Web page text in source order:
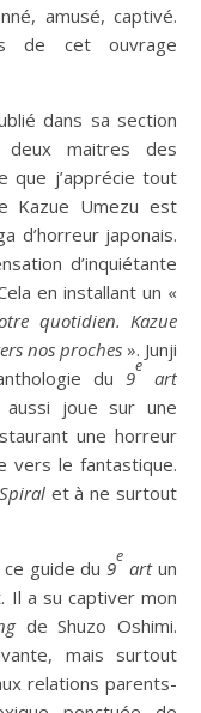
amusé, captivé.
de cet ouvrage
dans sa section
deux maitres des
que j’apprécie tout
Kazue Umezu est
d’horreur japonais.
d’inquiétante
en installant un «
quotidien. Kazue
nos proches». Junji
du 9
e
art
aussi joue sur une
une horreur
vers le fantastique.
Spiralet à ne surtout
guide du 9
e
artun
Il a su captiver mon
de Shuzo Oshimi.
mais surtout
relations parents-